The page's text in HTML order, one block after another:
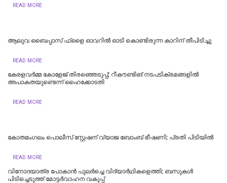
READ MORE
ആലുവ ബൈപ്പാസ് ഫ്‌ളൈ ഓവറില്‍ ഓടി കൊണ്ടിരുന്ന കാറിന് തീപിടിച്ചു
READ MORE
കേരളവര്‍മ്മ കോളേജ് തിരഞ്ഞെടുപ്പ്; റീകൗണ്ടിങ് നടപടിക്രമങ്ങളില്‍
അപാകതയുണ്ടെന്ന് ഹൈക്കോടതി
READ MORE
കോതമംഗലം പൊലീസ് സ്റ്റേഷന് വ്യാജ ബോംബ് ഭീഷണി; പ്രതി പിടിയിൽ
READ MORE
വിനോദയാത്ര പോകാന്‍ പുലർച്ചെ വിദ്യാർഥികളെത്തി; ബസുകൾ
പിടിച്ചെടുത്ത് മോട്ടർവാഹന വകുപ്പ്